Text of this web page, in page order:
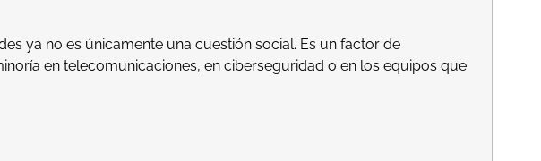
ya no es únicamente una cuestión social. Es un factor de
en telecomunicaciones, en ciberseguridad o en los equipos que